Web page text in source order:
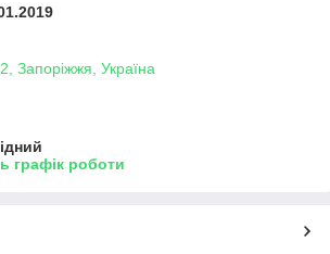
Запоріжжя, Україна
графік роботи